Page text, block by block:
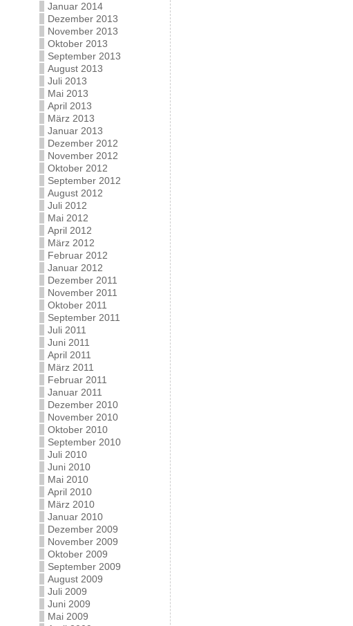
Januar 2014
Dezember 2013
November 2013
Oktober 2013
September 2013
August 2013
Juli 2013
Mai 2013
April 2013
März 2013
Januar 2013
Dezember 2012
November 2012
Oktober 2012
September 2012
August 2012
Juli 2012
Mai 2012
April 2012
März 2012
Februar 2012
Januar 2012
Dezember 2011
November 2011
Oktober 2011
September 2011
Juli 2011
Juni 2011
April 2011
März 2011
Februar 2011
Januar 2011
Dezember 2010
November 2010
Oktober 2010
September 2010
Juli 2010
Juni 2010
Mai 2010
April 2010
März 2010
Januar 2010
Dezember 2009
November 2009
Oktober 2009
September 2009
August 2009
Juli 2009
Juni 2009
Mai 2009